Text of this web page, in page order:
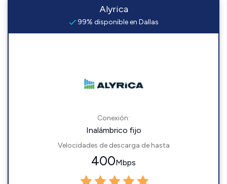
Alyrica
99% disponible en Dallas
Conexión:
Inalámbrico fijo
Velocidades de descarga de hasta
400Mbps